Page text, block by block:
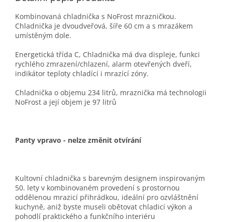
Kombinovaná chladnička s NoFrost mrazničkou.
Chladnička je dvoudveřová, šíře 60 cm a s mrazákem
umístěným dole.
Energetická třída C, Chladnička má dva displeje, funkci
rychlého zmrazení/chlazení, alarm otevřených dveří,
indikátor teploty chladící i mrazící zóny.
Chladnička o objemu 234 litrů, mraznička má technologii
NoFrost a její objem je 97 litrů
Panty vpravo - nelze změnit otvírání
Kultovní chladnička s barevným designem inspirovaným
50. lety v kombinovaném provedení s prostornou
oddělenou mrazicí přihrádkou, ideální pro ozvláštnění
kuchyně, aniž byste museli obětovat chladicí výkon a
pohodlí praktického a funkčního interiéru